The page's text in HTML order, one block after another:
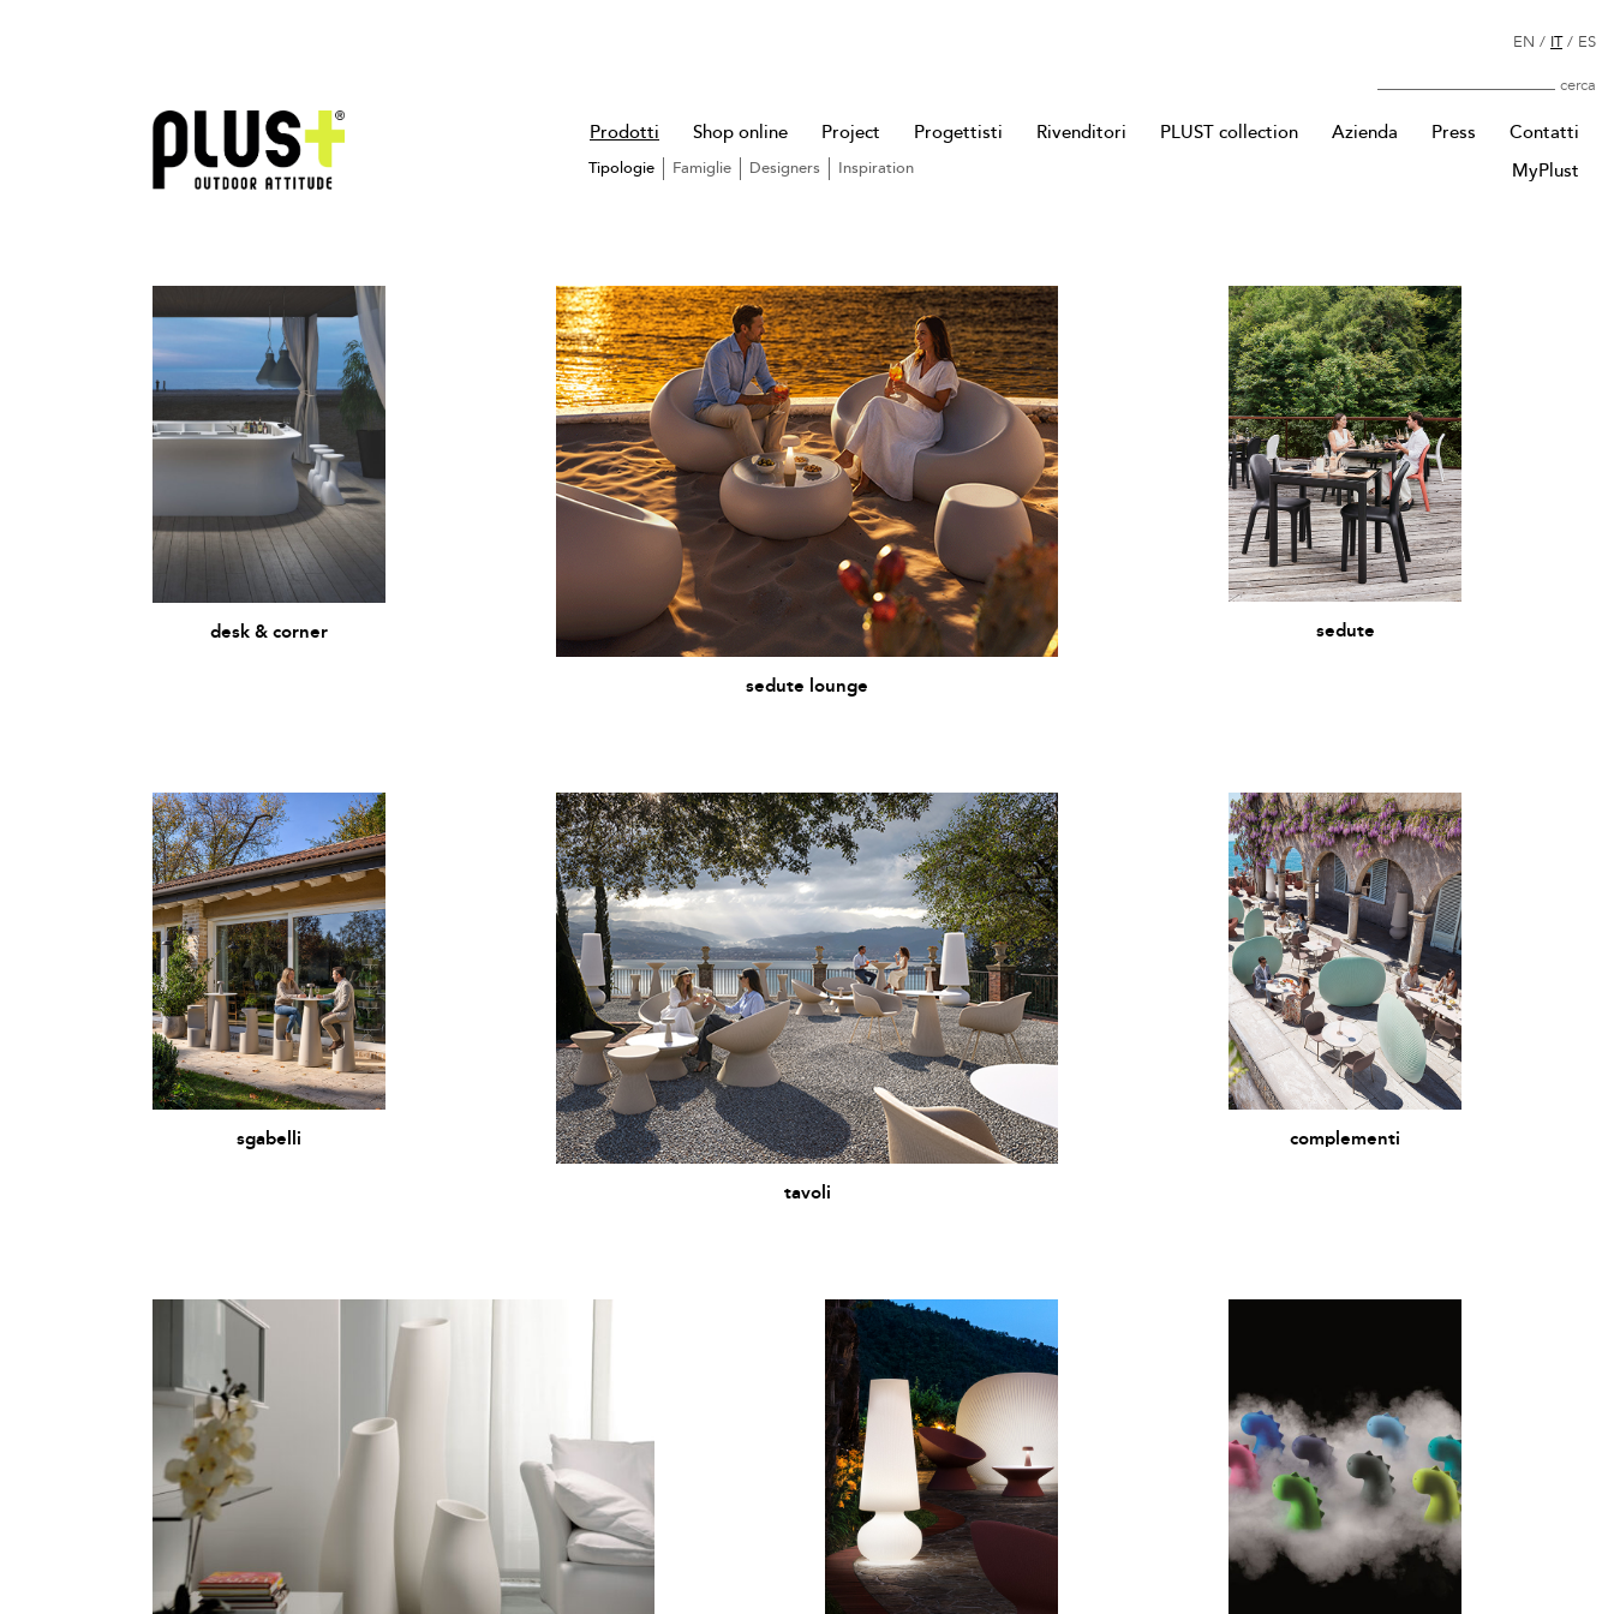
Prodotti
Tipologie Famiglie Designers Inspiration
Shop online Project Progettisti Rivenditori PLUST collection Azienda Press
Contatti
MyPlust
EN / IT/ ES
Cerca
desk & corner
sedute lounge
sedute
sgabelli
tavoli
complementi